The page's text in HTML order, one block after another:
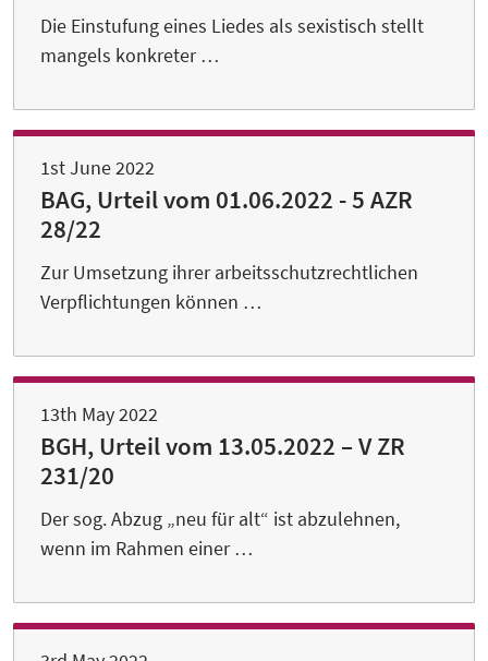
Die Einstufung eines Liedes als sexistisch stellt
mangels konkreter …
1st June 2022
BAG, Urteil vom 01.06.2022 - 5 AZR
28/22
Zur Umsetzung ihrer arbeitsschutzrechtlichen
Verpflichtungen können …
13th May 2022
BGH, Urteil vom 13.05.2022 – V ZR
231/20
Der sog. Abzug „neu für alt“ ist abzulehnen,
wenn im Rahmen einer …